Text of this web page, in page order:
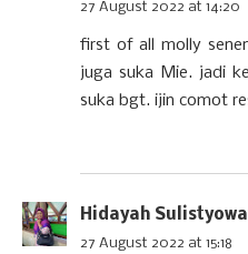
27 August 2022 at 14:20
first of all molly
juga suka Mie. jadi
suka bgt. ijin comot
Hidayah
27 August 2022 at 15:18